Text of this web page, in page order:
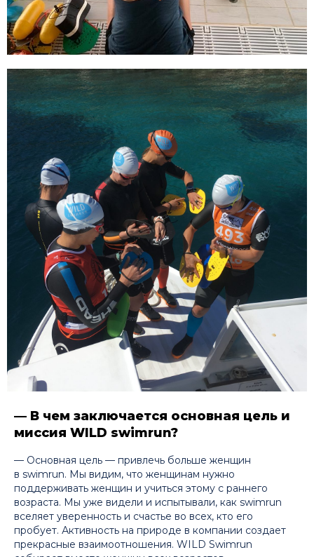
— В чем заключается основная цель и
миссия WILD swimrun?
— Основная цель — привлечь больше женщин
в swimrun. Мы видим, что женщинам нужно
поддерживать женщин и учиться этому с раннего
возраста. Мы уже видели и испытывали, как swimrun
вселяет уверенность и счастье во всех, кто его
пробует. Активность на природе в компании создает
прекрасные взаимоотношения. WILD Swimrun